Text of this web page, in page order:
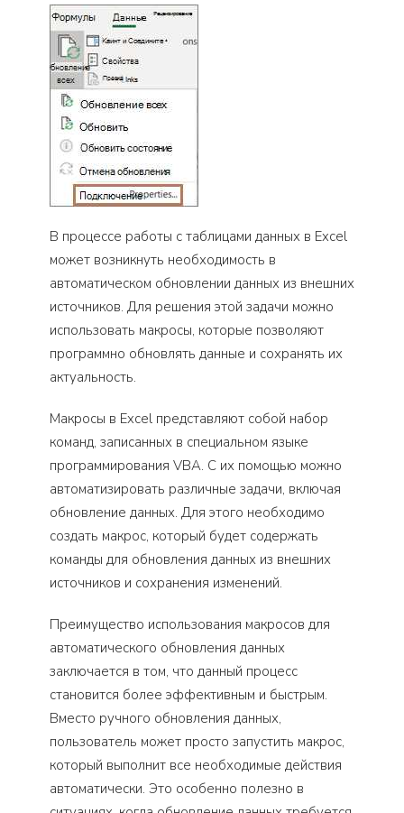
В процессе работы с таблицами данных в Excel
может возникнуть необходимость в
автоматическом обновлении данных из внешних
источников. Для решения этой задачи можно
использовать макросы, которые позволяют
программно обновлять данные и сохранять их
актуальность.
Макросы в Excel представляют собой набор
команд, записанных в специальном языке
программирования VBA. С их помощью можно
автоматизировать различные задачи, включая
обновление данных. Для этого необходимо
создать макрос, который будет содержать
команды для обновления данных из внешних
источников и сохранения изменений.
Преимущество использования макросов для
автоматического обновления данных
заключается в том, что данный процесс
становится более эффективным и быстрым.
Вместо ручного обновления данных,
пользователь может просто запустить макрос,
который выполнит все необходимые действия
автоматически. Это особенно полезно в